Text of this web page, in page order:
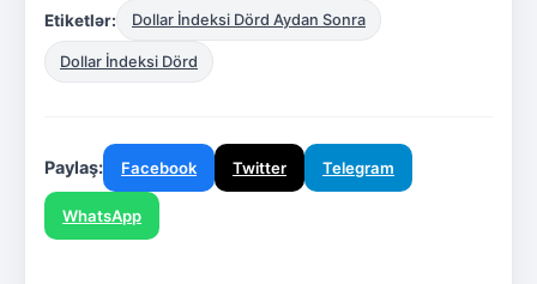
Etiketlər: Dollar İndeksi Dörd Aydan Sonra
Dollar İndeksi Dörd
Paylaş: Facebook Twitter Telegram
WhatsApp